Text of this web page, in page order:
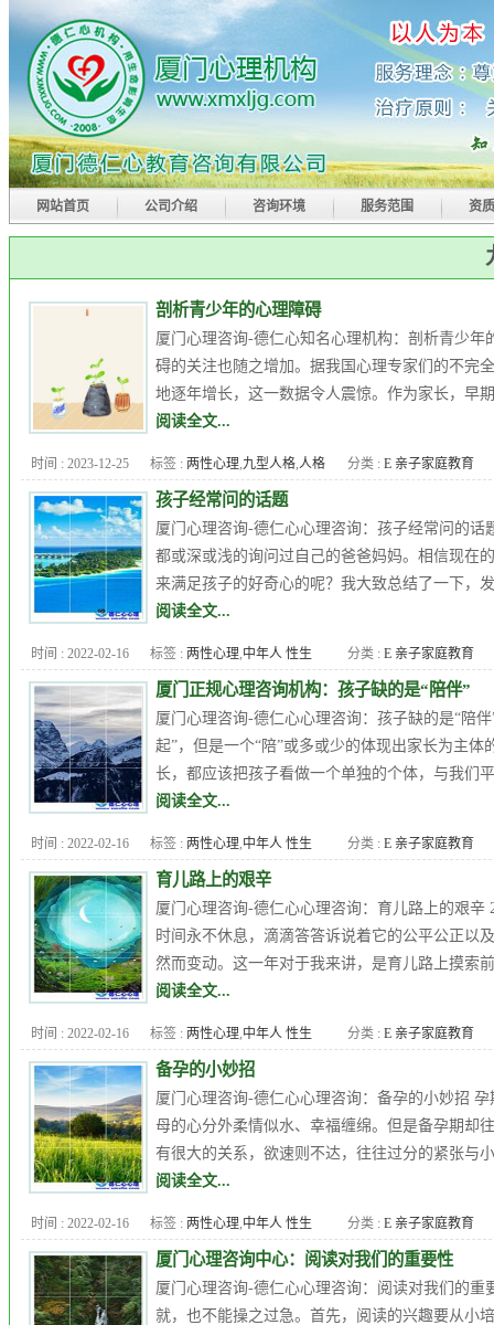
网站首页 公司介绍 咨询环境 服务范围 资
剖析青少年的心理障碍
厦门心理咨询-德仁心知名心理机构：剖析青少
碍的关注也随之增加。据我国心理专家们的不完
地逐年增长，这一数据令人震惊。作为家长，早
阅读全文...
时间 : 2023-12-25 标签 : 两性心理,九型人格,人格
障碍,厦门心理专家,厦门心理
医生,厦门心理咨询,厦门心理
培训课程 品行障碍,女人出轨,
子女教育 ,心理 心理医生
心理
压力,心理咨询
问题
分类 : E 亲子家庭教育
孩子经常问的话题
厦门心理咨询-德仁心心理咨询：孩子经常问的话
都或深或浅的询问过自己的爸爸妈妈。相信现在
来满足孩子的好奇心的呢？我大致总结了一下，
阅读全文...
时间 : 2022-02-16 标签 : 两性心理,中年人 性生
活,九型人格, 人格障碍,企业
EAP,厦门儿童心理咨询
厦门心
理专家
厦门心理医生,厦门心
理咨询,厦门心理培训课程,品
行障碍 ,女人出轨
教育 强迫症,心理医生,心理咨
询,心理年龄,心理测试
题,恋爱心理,恐惧症,抑郁症 自
杀,更年期综合症 焦虑症,职场
心理,郭潇赢 高考心理
分类 : E 亲子家庭教育
厦门正规心理咨询机构：孩子缺的是“陪伴”
厦门心理咨询-德仁心心理咨询：孩子缺的是“陪
起”，但是一个“陪”或多或少的体现出家长为主
长，都应该把孩子看做一个单独的个体，与我们
阅读全文...
时间 : 2022-02-16 标签 : 两性心理,中年人 性生
活,九型人格 人格障碍
EAP,厦门儿童心理咨询
厦门心
理专家 ,厦门心理医生,厦门心
理咨询,厦门心理培训课程,品
行障碍 ,女人出轨
教育 强迫症,心理医生,心理咨
询,心理年龄,心理测试
题,恋爱心理,恐惧症,抑郁症 自
杀,更年期综合症,焦虑症, 爱情,
职场心理,郭潇赢 高考心理
分类 : E 亲子家庭教育
育儿路上的艰辛
厦门心理咨询-德仁心心理咨询：育儿路上的艰
时间永不休息，滴滴答答诉说着它的公平公正以
然而变动。这一年对于我来讲，是育儿路上摸索
阅读全文...
时间 : 2022-02-16 标签 : 两性心理,中年人 性生
活,九型人格,人格障碍
EAP,厦门儿童心理咨询
厦门心
理专家 ,厦门心理医生 厦门心
理咨询 厦门心理培训课程,品
行障碍 ,女人出轨
教育 强迫症,心理医生,心理咨
询,心理年龄,心理测试,心理问
题,恋爱心理,恐惧症,抑郁症 自
杀,更年期综合症,爱情,职场心
分类 : E 亲子家庭教育
备孕的小妙招
厦门心理咨询-德仁心心理咨询：备孕的小妙招
母的心分外柔情似水、幸福缠绵。但是备孕期却
有很大的关系，欲速则不达，往往过分的紧张与
阅读全文...
时间 : 2022-02-16 标签 : 两性心理,中年人 性生
活,九型人格,人格障碍 ,企业
EAP,厦门儿童心理咨询
厦门心
理专家 , 厦门心理医生 , 厦门心
分类 : E 亲子家庭教育
厦门心理咨询中心：阅读对我们的重要性
厦门心理咨询-德仁心心理咨询：阅读对我们的
就，也不能操之过急。首先，阅读的兴趣要从小